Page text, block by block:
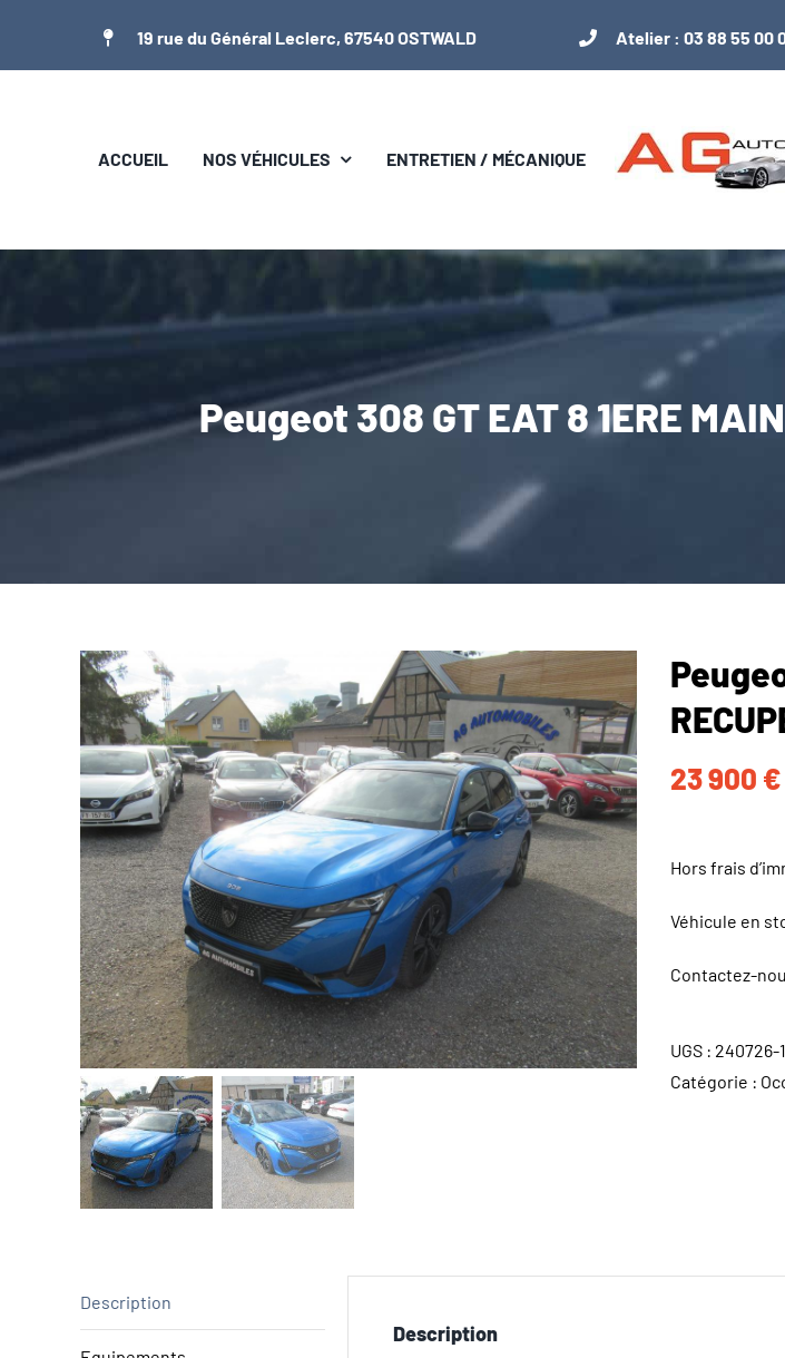
contenu
19 rue du Général Leclerc, 67540 OSTWALD Atelier : 03 88 55 00
ACCUEIL NOS VÉHICULES ENTRETIEN / MÉCANIQUE
Peugeot 308 GT EAT 8 1ERE
23 900 €
Hors frais
Véhicule en
Contactez-
UGS : 240726-
Catégorie :
Description
Description